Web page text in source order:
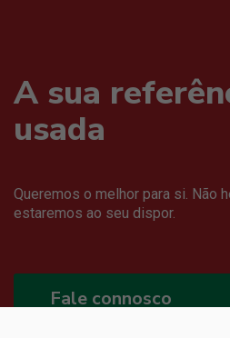
A sua
usada
Queremos o melhor para si. Não
estaremos ao seu dispor.
Fale connosco